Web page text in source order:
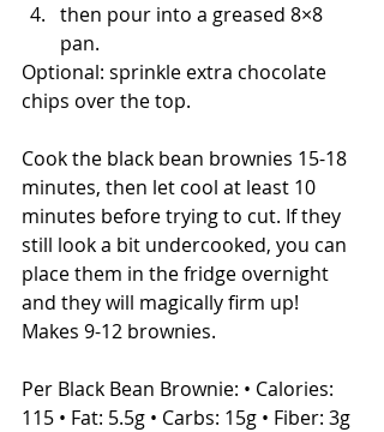
then pour into a greased 8×8
pan.
Optional: sprinkle extra chocolate
chips over the top.
Cook the black bean brownies 15-18
minutes, then let cool at least 10
minutes before trying to cut. If they
still look a bit undercooked, you can
place them in the fridge overnight
and they will magically firm up!
Makes 9-12 brownies.
Per Black Bean Brownie: • Calories:
115 • Fat: 5.5g • Carbs: 15g • Fiber: 3g